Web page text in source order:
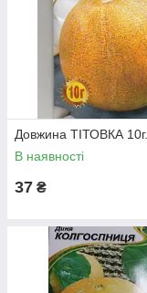
Довжина ТІТОВКА 10г.
В наявності
37 ₴